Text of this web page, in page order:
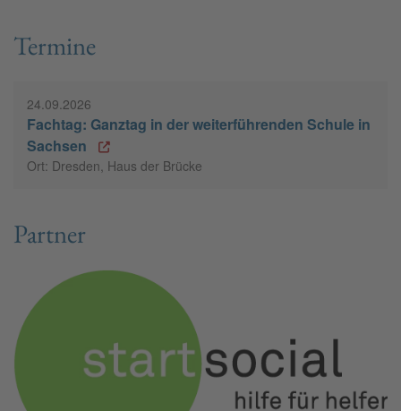
Termine
24.09.2026
Fachtag: Ganztag in der weiterführenden Schule in
Sachsen
Ort: Dresden, Haus der Brücke
Partner